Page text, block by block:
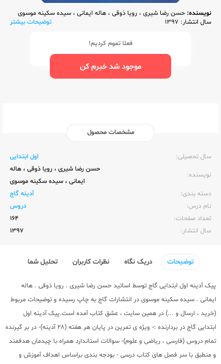
نویسنده: حسن رضا شیری ، رویا ذوقی ، هاله ایمانی ، سیده سکینه موسوی
سال انتشار: 1397
توضیحات بیشتر
فعلا تموم کردیم!
موجود شد خبرم کن
مشخصات محصول
سال تحصیلی:‌
اول ابتدایی
نویسنده:‌
حسن رضا شیری ، رویا ذوقی ، هاله
ایمانی ، سیده سکینه موسوی
دسته بندی:
آدینه گاج
نام درس:
دروس
تعداد صفحات:‌
164
سال انتشار:‌
1397
توضیحات دریک نگاه نظرات کاربران تحلیل شما
پیک آدینه اول ابتدایی گاج توسط اساتید حسن رضا شیری . رویا ذوقی . هاله
ایمانی . سیده سکینه موسوی در انتشارات گاج به چاپ رسیده و توضیحات مربوط
(خرید ، ارسال و ...) در همین سایت ، عشق کتاب آمده است.پیک آدینه اول
ابتدایی گاج در بردارنده :- ویژه ی تمرین در پایان هر هفته (28 آدینه)- در بر گیرنده
تمام دروس (فارسی ، ریاضی و علوم)- سوالات استاندارد همراه با چیدمان هدفمند
و منطبق با سر فصل های کتاب درسی - بودجه بندی براساس اهداف آموزش و